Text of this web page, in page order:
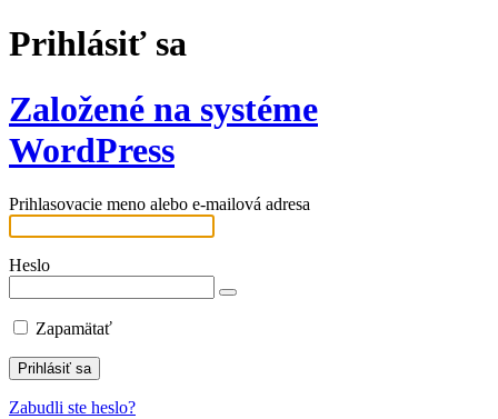
Prihlásiť sa
Založené na systéme
WordPress
Prihlasovacie meno alebo e-mailová adresa
Heslo
Zapamätať
Zabudli ste heslo?